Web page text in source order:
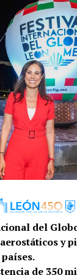
del
de Irapuato,
del Instituto,
quienes
aprender de
LEÓN),
nosotros
prácticas
que hoy
no puede
de crédito
la labor
de la
del
y
de 350